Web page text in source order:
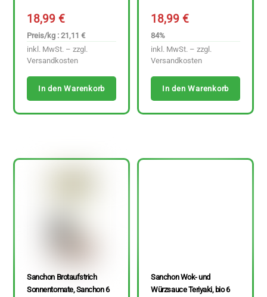
18,99€
Preis/kg : 21,11 €
inkl. MwSt. – zzgl.
Versandkosten
In den Warenkorb
18,99€
84%
inkl. MwSt. – zzgl.
Versandkosten
In den Warenkorb
Sanchon Brotaufstrich
Sonnentomate, Sanchon 6
Sanchon Wok- und
Würzsauce Teriyaki, bio 6